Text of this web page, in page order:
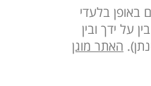
באופן בלעדי
על ידך ובין
האתר מוגן